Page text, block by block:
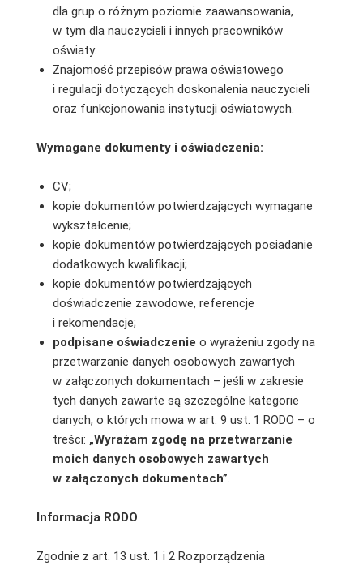
dla grup o różnym poziomie zaawansowania,
w tym dla nauczycieli i innych pracowników
oświaty.
Znajomość przepisów prawa oświatowego
i regulacji dotyczących doskonalenia nauczycieli
oraz funkcjonowania instytucji oświatowych.
Wymagane dokumenty i oświadczenia:
CV;
kopie dokumentów potwierdzających wymagane
wykształcenie;
kopie dokumentów potwierdzających posiadanie
dodatkowych kwalifikacji;
kopie dokumentów potwierdzających
doświadczenie zawodowe, referencje
i rekomendacje;
podpisane oświadczenie o wyrażeniu zgody na
przetwarzanie danych osobowych zawartych
w załączonych dokumentach – jeśli w zakresie
tych danych zawarte są szczególne kategorie
danych, o których mowa w art. 9 ust. 1 RODO – o
treści: „Wyrażam zgodę na przetwarzanie
moich danych osobowych zawartych
w załączonych dokumentach”.
Informacja RODO
Zgodnie z art. 13 ust. 1 i 2 Rozporządzenia